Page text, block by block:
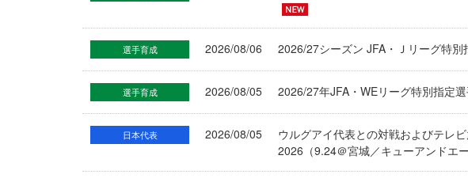
選手育成 2026/08/06 2026/27シーズン JFA・Ｊリーグ特別
選手育成 2026/08/05 2026/27年JFA・WEリーグ特別指定
日本代表 2026/08/05
ウルグアイ代表との対戦およびテレ
2026（9.24＠宮城／キューアンドエ